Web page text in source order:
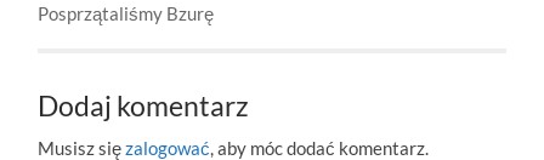
Posprzątaliśmy Bzurę
Dodaj komentarz
Musisz sięzalogować , aby móc dodać komentarz.